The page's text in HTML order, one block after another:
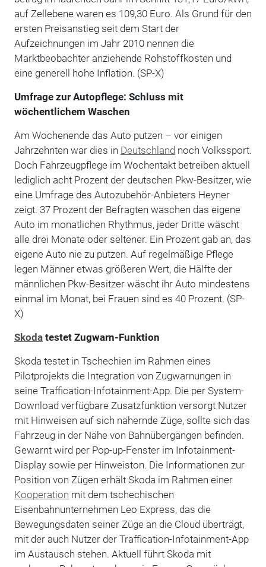
auf Zellebene waren es 109,30 Euro. Als Grund für den
ersten Preisanstieg seit dem Start der
Aufzeichnungen im Jahr 2010 nennen die
Marktbeobachter anziehende Rohstoffkosten und
eine generell hohe Inflation. (SP-X)
Umfrage zur Autopflege: Schluss mit
wöchentlichem Waschen
Am Wochenende das Auto putzen – vor einigen
Jahrzehnten war dies in Deutschland noch Volkssport.
Doch Fahrzeugpflege im Wochentakt betreiben aktuell
lediglich acht Prozent der deutschen Pkw-Besitzer, wie
eine Umfrage des Autozubehör-Anbieters Heyner
zeigt. 37 Prozent der Befragten waschen das eigene
Auto im monatlichen Rhythmus, jeder Dritte wäscht
alle drei Monate oder seltener. Ein Prozent gab an, das
eigene Auto nie zu putzen. Auf regelmäßige Pflege
legen Männer etwas größeren Wert, die Hälfte der
männlichen Pkw-Besitzer wäscht ihr Auto mindestens
einmal im Monat, bei Frauen sind es 40 Prozent. (SP-
X)
Skodatestet Zugwarn-Funktion
Skoda testet in Tschechien im Rahmen eines
Pilotprojekts die Integration von Zugwarnungen in
seine Traffication-Infotainment-App. Die per System-
Download verfügbare Zusatzfunktion versorgt Nutzer
mit Hinweisen auf sich nähernde Züge, sollte sich das
Fahrzeug in der Nähe von Bahnübergängen befinden.
Gewarnt wird per Pop-up-Fenster im Infotainment-
Display sowie per Hinweiston. Die Informationen zur
Position von Zügen erhält Skoda im Rahmen einer
Kooperation mit dem tschechischen
Eisenbahnunternehmen Leo Express, das die
Bewegungsdaten seiner Züge an die Cloud überträgt,
mit der auch Nutzer der Traffication-Infotainment-App
im Austausch stehen. Aktuell führt Skoda mit